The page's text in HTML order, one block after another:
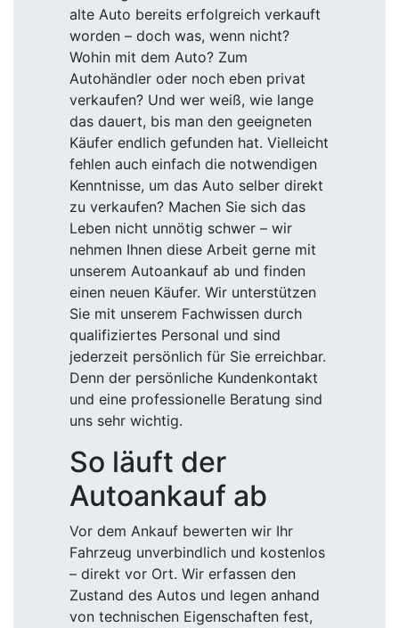
alte Auto bereits erfolgreich verkauft
worden – doch was, wenn nicht?
Wohin mit dem Auto? Zum
Autohändler oder noch eben privat
verkaufen? Und wer weiß, wie lange
das dauert, bis man den geeigneten
Käufer endlich gefunden hat. Vielleicht
fehlen auch einfach die notwendigen
Kenntnisse, um das Auto selber direkt
zu verkaufen? Machen Sie sich das
Leben nicht unnötig schwer – wir
nehmen Ihnen diese Arbeit gerne mit
unserem Autoankauf ab und finden
einen neuen Käufer. Wir unterstützen
Sie mit unserem Fachwissen durch
qualifiziertes Personal und sind
jederzeit persönlich für Sie erreichbar.
Denn der persönliche Kundenkontakt
und eine professionelle Beratung sind
uns sehr wichtig.
So läuft der
Autoankauf ab
Vor dem Ankauf bewerten wir Ihr
Fahrzeug unverbindlich und kostenlos
– direkt vor Ort. Wir erfassen den
Zustand des Autos und legen anhand
von technischen Eigenschaften fest,